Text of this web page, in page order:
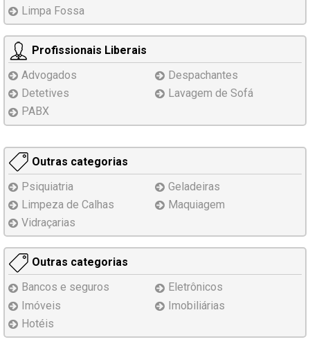
Limpa Fossa
Profissionais Liberais
Advogados
Despachantes
Detetives
Lavagem de Sofá
PABX
Outras categorias
Psiquiatria
Geladeiras
Limpeza de Calhas
Maquiagem
Vidraçarias
Outras categorias
Bancos e seguros
Eletrônicos
Imóveis
Imobiliárias
Hotéis